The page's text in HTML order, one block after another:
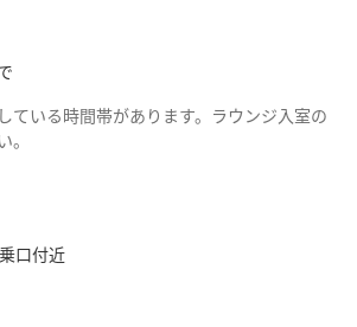
ている時間帯があります。ラウンジ入室の
口付近